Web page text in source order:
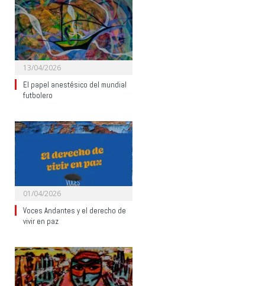
13/04/2026
El papel anestésico del mundial
futbolero
01/04/2026
Voces Andantes y el derecho de
vivir en paz